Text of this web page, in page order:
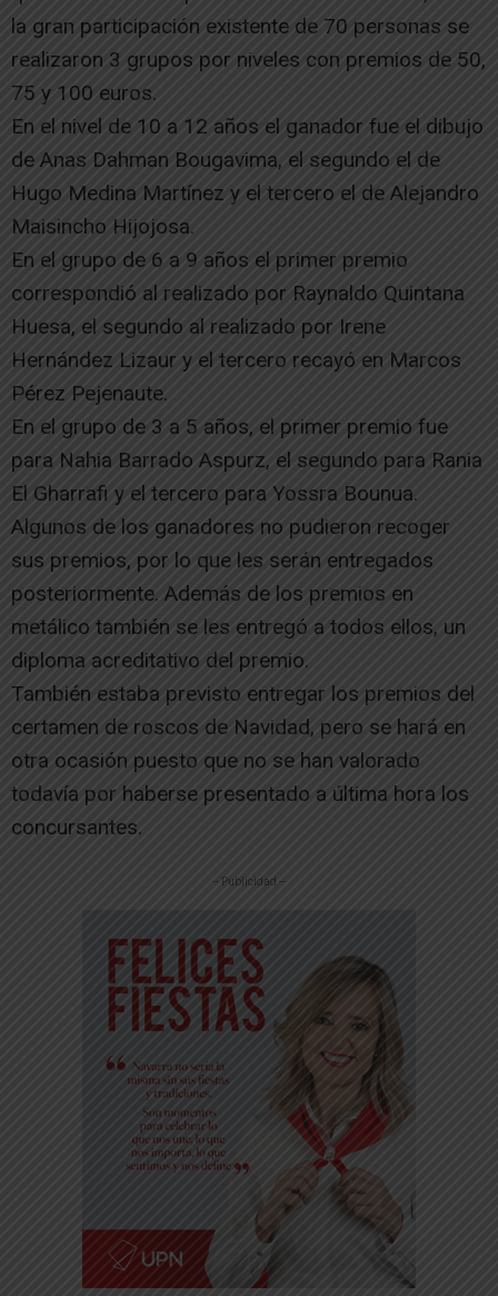
la gran participación existente de 70 personas se
realizaron 3 grupos por niveles con premios de 50,
75 y 100 euros.
En el nivel de 10 a 12 años el ganador fue el dibujo
de Anas Dahman Bougavima, el segundo el de
Hugo Medina Martínez y el tercero el de Alejandro
Maisincho Hijojosa.
En el grupo de 6 a 9 años el primer premio
correspondió al realizado por Raynaldo Quintana
Huesa, el segundo al realizado por Irene
Hernández Lizaur y el tercero recayó en Marcos
Pérez Pejenaute.
En el grupo de 3 a 5 años, el primer premio fue
para Nahia Barrado Aspurz, el segundo para Rania
El Gharrafi y el tercero para Yossra Bounua.
Algunos de los ganadores no pudieron recoger
sus premios, por lo que les serán entregados
posteriormente. Además de los premios en
metálico también se les entregó a todos ellos, un
diploma acreditativo del premio.
También estaba previsto entregar los premios del
certamen de roscos de Navidad, pero se hará en
otra ocasión puesto que no se han valorado
todavía por haberse presentado a última hora los
concursantes.
-- Publicidad --